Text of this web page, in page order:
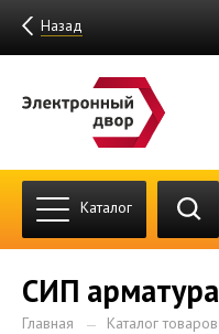
Назад
Каталог
СИП арматура
Главная Каталог товаров